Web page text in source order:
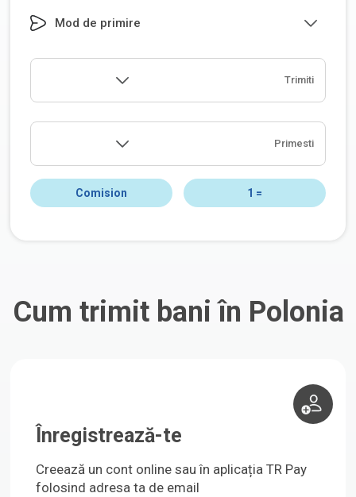
Mod de primire
Trimiti
Primesti
Comision 1 =
Cum trimit bani în Polonia
Înregistrează-te
Creează un cont online sau în aplicația TR Pay
folosind adresa ta de email